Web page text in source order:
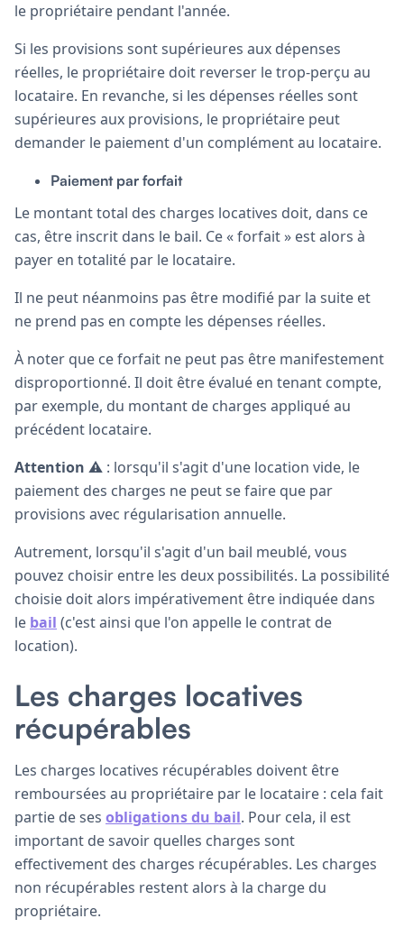
le propriétaire pendant l'année.
Si les provisions sont supérieures aux dépenses
réelles, le propriétaire doit reverser le trop-perçu au
locataire. En revanche, si les dépenses réelles sont
supérieures aux provisions, le propriétaire peut
demander le paiement d'un complément au locataire.
Paiement par forfait
Le montant total des charges locatives doit, dans ce
cas, être inscrit dans le bail. Ce « forfait » est alors à
payer en totalité par le locataire.
Il ne peut néanmoins pas être modifié par la suite et
ne prend pas en compte les dépenses réelles.
À noter que ce forfait ne peut pas être manifestement
disproportionné. Il doit être évalué en tenant compte,
par exemple, du montant de charges appliqué au
précédent locataire.
Attention ⚠️ : lorsqu'il s'agit d'une location vide, le
paiement des charges ne peut se faire que par
provisions avec régularisation annuelle.
Autrement, lorsqu'il s'agit d'un bail meublé, vous
pouvez choisir entre les deux possibilités. La possibilité
choisie doit alors impérativement être indiquée dans
le bail (c'est ainsi que l'on appelle le contrat de
location).
Les charges locatives
récupérables
Les charges locatives récupérables doivent être
remboursées au propriétaire par le locataire : cela fait
partie de ses obligations du bail. Pour cela, il est
important de savoir quelles charges sont
effectivement des charges récupérables. Les charges
non récupérables restent alors à la charge du
propriétaire.